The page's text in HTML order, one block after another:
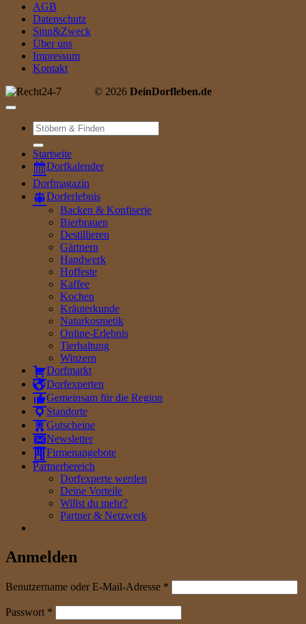
AGB
Datenschutz
Sinn&Zweck
Über uns
Impressum
Kontakt
© 2026 DeinDorfleben.de
Suche
nach:
Startseite
Dorfkalender
Dorfmagazin
Dorferlebnis
Backen & Konfiserie
Bierbrauen
Destillieren
Gärtnern
Handwerk
Hoffeste
Kaffee
Kochen
Kräuterkunde
Naturkosmetik
Online-Erlebnis
Tierhaltung
Winzern
Dorfmarkt
Dorfexperten
Gemeinsam für die Region
Standorte
Gutscheine
Newsletter
Firmenangebote
Partnerbereich
Dorfexperte werden
Deine Vorteile
Willst du mehr?
Partner & Netzwerk
Anmelden
Benutzername oder E-Mail-Adresse *
Passwort *